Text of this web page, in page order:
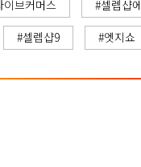
이브커머스 #셀렙샵
#셀렙샵9 #엣지쇼